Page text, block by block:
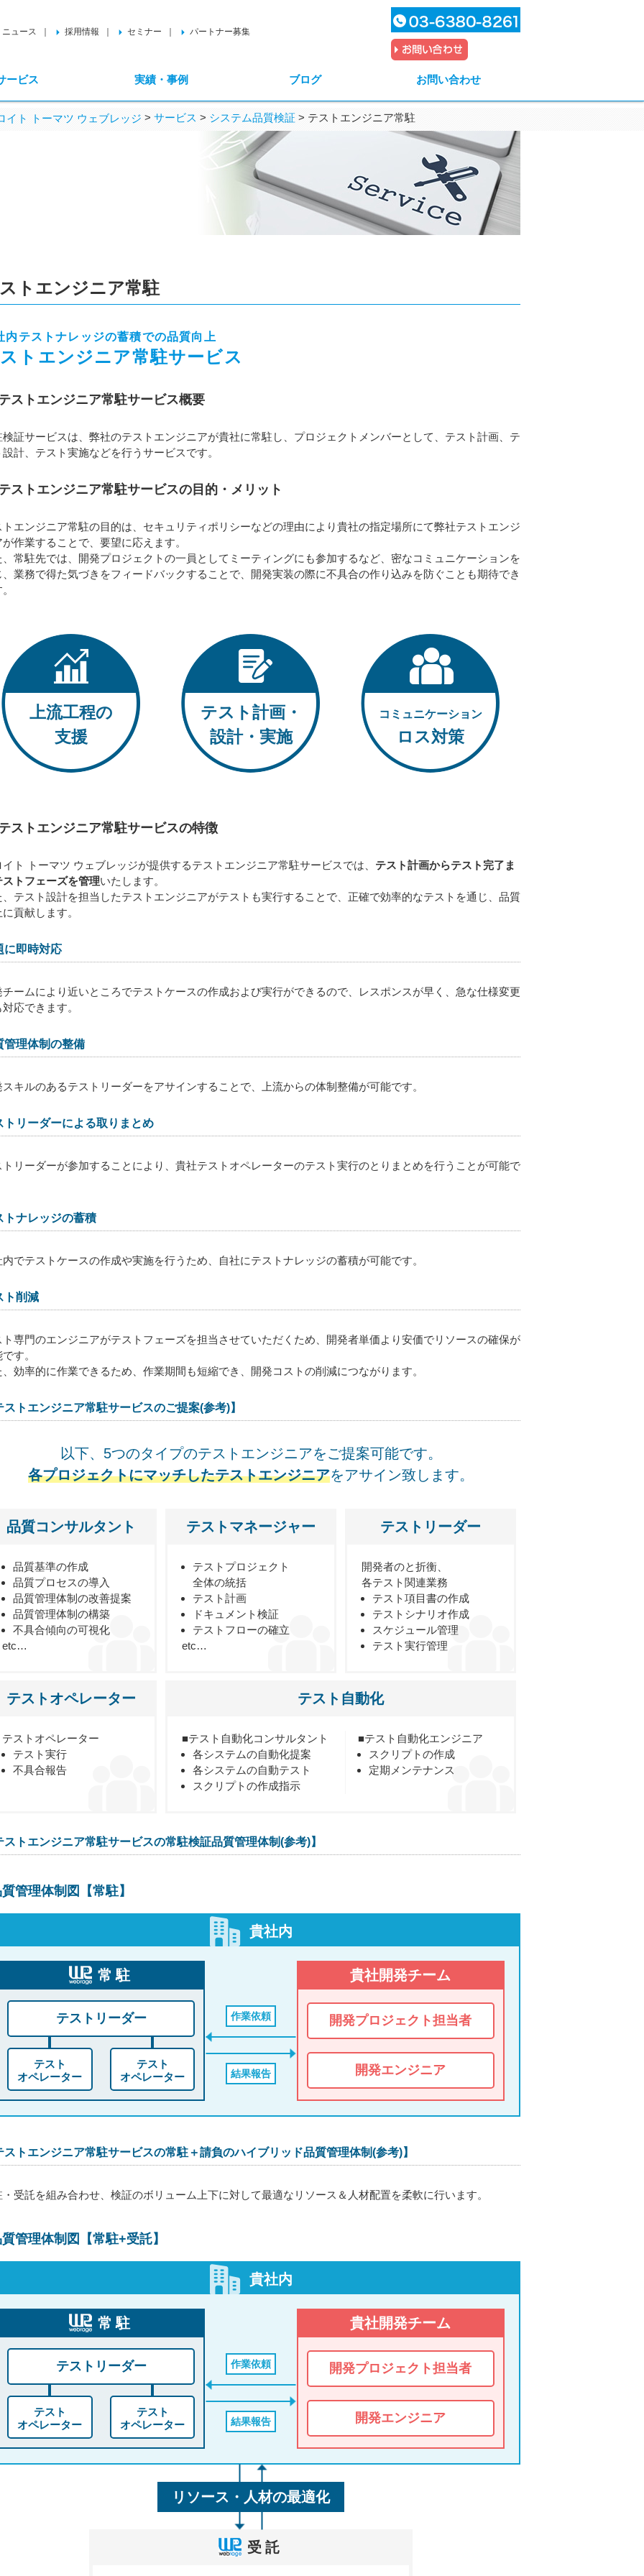
ニュース 採用情報 セミナー パートナー募集
ービス 実績・事例 ブログ お問い合わせ
イト トーマツ ウェブレッジ > サービス > システム品質検証 > テストエンジニア常駐
トエンジニア常駐
内テストナレッジの蓄積での品質向上
トエンジニア常駐サービス
ストエンジニア常駐サービス概要
検証サービスは、弊社のテストエンジニアが貴社に常駐し、プロジェクトメンバーとして、テスト計画、テ
設計、テスト実施などを行うサービスです。
ストエンジニア常駐サービスの目的・メリット
トエンジニア常駐の目的は、セキュリティポリシーなどの理由により貴社の指定場所にて弊社テストエンジ
作業することで、要望に応えます。
、常駐先では、開発プロジェクトの一員としてミーティングにも参加するなど、密なコミュニケーションを
、業務で得た気づきをフィードバックすることで、開発実装の際に不具合の作り込みを防ぐことも期待でき
上流工程の
支援
テスト計画・
設計・実施
コミュニケーション
ロス対策
ストエンジニア常駐サービスの特徴
イト トーマツ ウェブレッジが提供するテストエンジニア常駐サービスでは、 テスト計画からテスト完了ま
ストフェーズを管理いたします。
、テスト設計を担当したテストエンジニアがテストも実行することで、正確で効率的なテストを通じ、品質
貢献します。
に即時対応
チームにより近いところでテストケースの作成および実行ができるので、レスポンスが早く、急な仕様変更
応できます。
管理体制の整備
スキルのあるテストリーダーをアサインすることで、上流からの体制整備が可能です。
トリーダーによる取りまとめ
トリーダーが参加することにより、貴社テストオペレーターのテスト実行のとりまとめを行うことが可能で
トナレッジの蓄積
内でテストケースの作成や実施を行うため、自社にテストナレッジの蓄積が可能です。
ト削減
ト専門のエンジニアがテストフェーズを担当させていただくため、開発者単価より安価でリソースの確保が
す。
、効率的に作業できるため、作業期間も短縮でき、開発コストの削減につながります。
ストエンジニア常駐サービスのご提案(参考)】
以下、5つのタイプのテストエンジニアをご提案可能です。
各プロジェクトにマッチしたテストエンジニアをアサイン致します。
品質コンサルタント
品質基準の作成
品質プロセスの導入
品質管理体制の改善提案
品質管理体制の構築
不具合傾向の可視化
etc…
テストマネージャー
テストプロジェクト
全体の統括
テスト計画
ドキュメント検証
テストフローの確立
etc…
テストリーダー
開発者のと折衡、
各テスト関連業務
テスト項目書の作成
テストシナリオ作成
スケジュール管理
テスト実行管理
テストオペレーター
テストオペレーター
テスト実行
不具合報告
テスト自動化
■テスト自動化コンサルタント
各システムの自動化提案
各システムの自動テスト
スクリプトの作成指示
■テスト自動化エンジニア
スクリプトの作成
定期メンテナンス
ストエンジニア常駐サービスの常駐検証品質管理体制(参考)】
管理体制図【常駐】
貴社内
常駐
テストリーダー
テスト
オペレーター
テスト
オペレーター
作業依頼
結果報告
貴社開発チーム
開発プロジェクト担当者
開発エンジニア
ストエンジニア常駐サービスの常駐＋請負のハイブリッド品質管理体制(参考)】
・受託を組み合わせ、検証のボリューム上下に対して最適なリソース＆人材配置を柔軟に行います。
管理体制図【常駐+受託】
貴社内
常駐
テストリーダー
テスト
オペレーター
テスト
オペレーター
作業依頼
結果報告
貴社開発チーム
開発プロジェクト担当者
開発エンジニア
リソース・人材の最適化
受託